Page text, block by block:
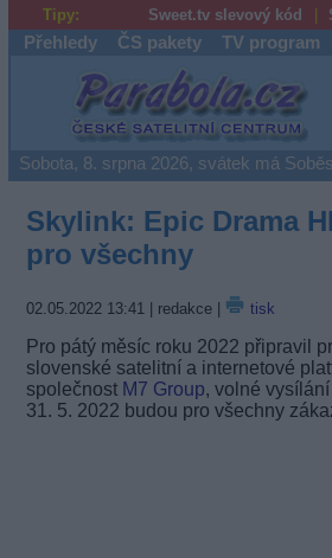
Tipy: Sweet.tv slevový kód
Přehledy ČS pakety TV program
Parabola.cz
Sobota, 8. srpna 2026, svátek má
Skylink: Epic Drama
pro všechny
02.05.2022 13:41 | redakce | tisk
Pro pátý měsíc roku 2022 připravil
slovenské satelitní a internetové
společnost M7 Group, volné
31. 5. 2022 budou pro všechny